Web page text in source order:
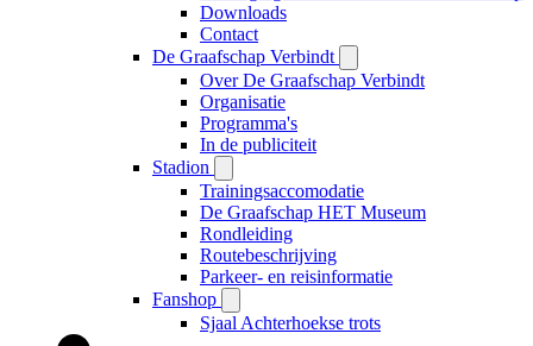
Downloads
Contact
De Graafschap Verbindt
Over De Graafschap Verbindt
Organisatie
Programma's
In de publiciteit
Stadion
Trainingsaccomodatie
De Graafschap HET Museum
Rondleiding
Routebeschrijving
Parkeer- en reisinformatie
Fanshop
Sjaal Achterhoekse trots